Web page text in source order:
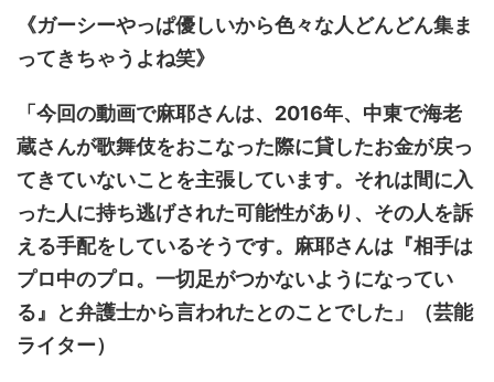
《ガーシーやっぱ優しいから色々な人どんどん集ま
ってきちゃうよね笑》
「今回の動画で麻耶さんは、2016年、中東で海老
蔵さんが歌舞伎をおこなった際に貸したお金が戻っ
てきていないことを主張しています。それは間に入
った人に持ち逃げされた可能性があり、その人を訴
える手配をしているそうです。麻耶さんは『相手は
プロ中のプロ。一切足がつかないようになってい
る』と弁護士から言われたとのことでした」（芸能
ライター）